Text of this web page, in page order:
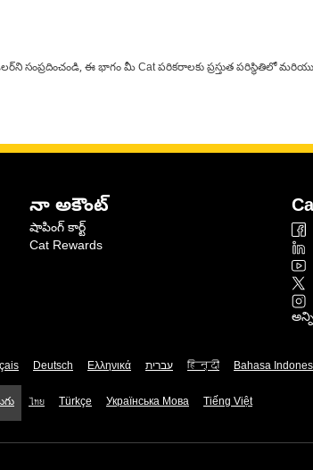
ఈ భాగం మీ Cat పరికరాలకు ప్రస్తుత పరిస్థితిలో మరియు
నా అకౌంట్
షాపింగ్ కార్ట్
Cat Rewards
Deutsch Ελληνικά עברית हिन्दी Bahasa
ไทย Türkçe Українська Мова Tiếng Việt